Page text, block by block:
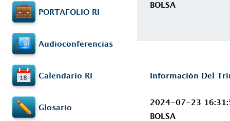
PORTAFOLIO RI
Audioconferencias
Calendario RI
Glosario
BOLSA
Información Del
2024-07-23
BOLSA